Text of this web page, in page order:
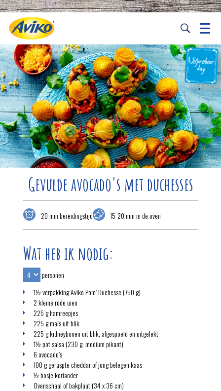
Gevulde avocado's met duchesses
20 min bereidingstijd 15-20 min in de oven
Wat heb ik nodig:
personen
1½ verpakking Aviko Pom’ Duchesse (750 g)
2 kleine rode uien
225 g hamreepjes
225 g maïs uit blik
225 g kidneybonen uit blik, afgespoeld en uitgelekt
1½ pot salsa (230 g, medium pikant)
6 avocado’s
100 g geraspte cheddar of jong belegen kaas
½ bosje koriander
Ovenschaal of bakplaat (34 x 36 cm)